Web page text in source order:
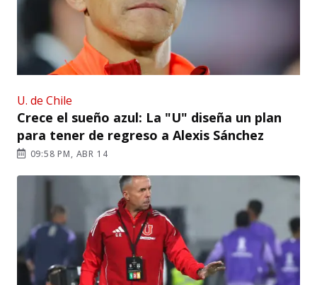
U. de Chile
Crece el sueño azul: La "U" diseña un plan
para tener de regreso a Alexis Sánchez
09:58 PM, ABR 14